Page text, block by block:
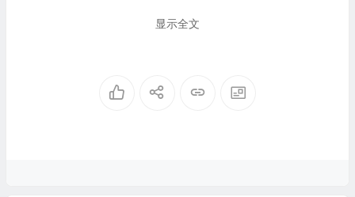
显示全文